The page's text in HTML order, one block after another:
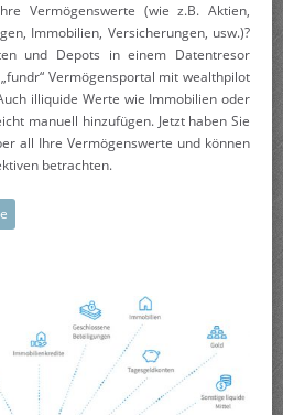
Vermögenswerte (wie z.B. Aktien,
Immobilien, Versicherungen, usw.)?
und Depots in einem Datentresor
Vermögensportal mit wealthpilot
illiquide Werte wie Immobilien oder
manuell hinzufügen. Jetzt haben Sie
all Ihre Vermögenswerte und können
betrachten.